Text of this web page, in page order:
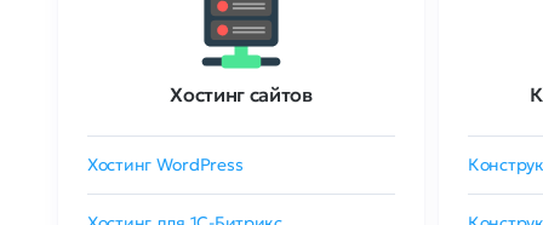
Хостинг сайтов
Хостинг WordPress